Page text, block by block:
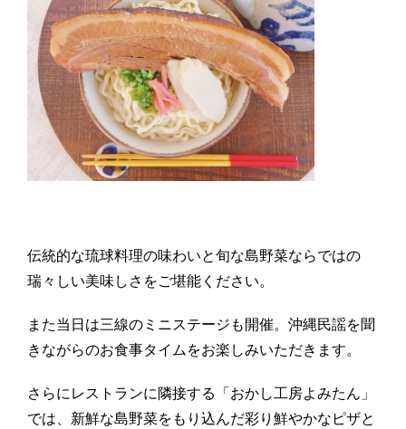
伝統的な琉球料理の味わいと旬な島野菜ならではの
瑞々しい美味しさをご堪能ください。
また当日は三線のミニステージも開催。沖縄民謡を聞
きながらのお食事タイムをお楽しみいただきます。
さらにレストランに隣接する「おかし工房よみたん」
では、新鮮な島野菜をもり込んだ彩り鮮やかなピザと